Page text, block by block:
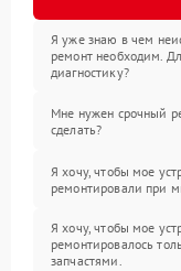
Я уже знаю в чем
ремонт необходим.
диагностику?
Мне нужен срочный
сделать?
Я хочу, чтобы мое
ремонтировали при
Я хочу, чтобы мое
ремонтировалось
запчастями.